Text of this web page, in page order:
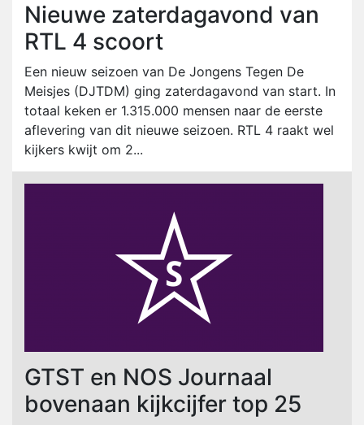
Nieuwe zaterdagavond van
RTL 4 scoort
Een nieuw seizoen van De Jongens Tegen De
Meisjes (DJTDM) ging zaterdagavond van start. In
totaal keken er 1.315.000 mensen naar de eerste
aflevering van dit nieuwe seizoen. RTL 4 raakt wel
kijkers kwijt om 2...
GTST en NOS Journaal
bovenaan kijkcijfer top 25